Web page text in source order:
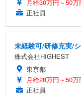
月給30万円～50万
正社員
未経験可/研修充実/
株式会社HIGHEST
東京都
月給28万円～50万
正社員